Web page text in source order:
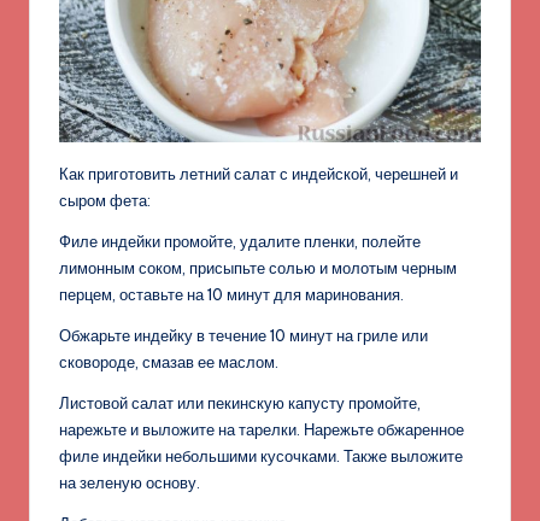
Как приготовить летний салат с индейской, черешней и
сыром фета:
Филе индейки промойте, удалите пленки, полейте
лимонным соком, присыпьте солью и молотым черным
перцем, оставьте на 10 минут для маринования.
Обжарьте индейку в течение 10 минут на гриле или
сковороде, смазав ее маслом.
Листовой салат или пекинскую капусту промойте,
нарежьте и выложите на тарелки. Нарежьте обжаренное
филе индейки небольшими кусочками. Также выложите
на зеленую основу.